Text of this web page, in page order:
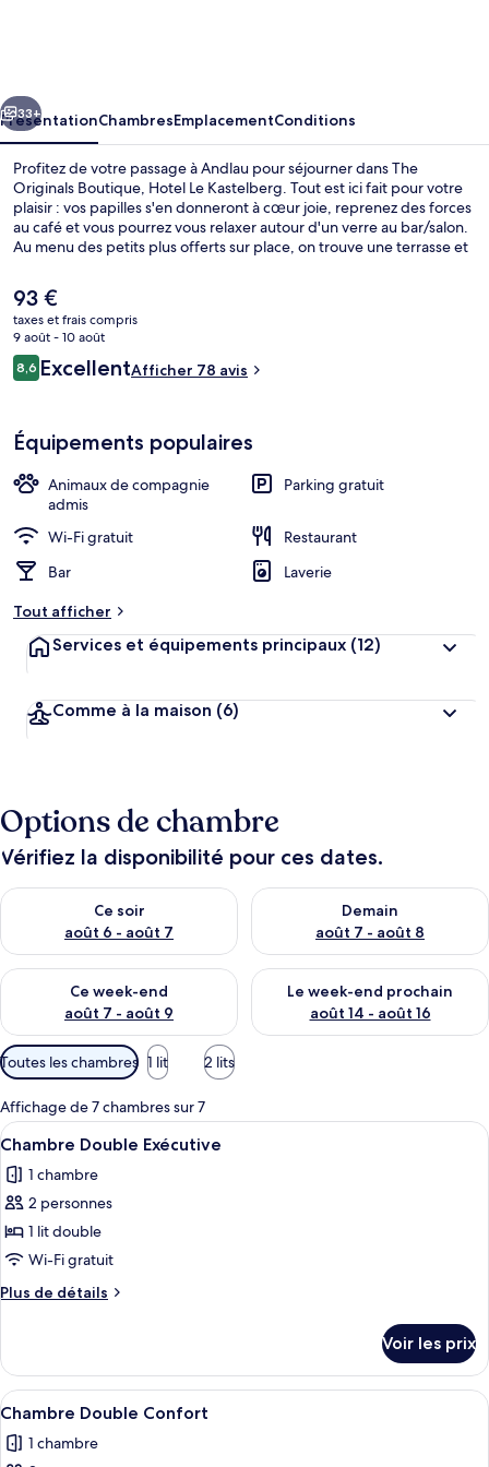
Le
Kastelberg
Suivant
33+
PrésentationChambresEmplacementConditions
Profitez de votre passage à Andlau pour séjourner dans The
Originals Boutique, Hotel Le Kastelberg. Tout est ici fait pour votre
plaisir : vos papilles s'en donneront à cœur joie, reprenez des forces
au café et vous pourrez vous relaxer autour d'un verre au bar/salon.
Au menu des petits plus offerts sur place, on trouve une terrasse et
Le
prix
actuel
est
de
93 €
taxes et frais compris
9 août - 10 août
Avis
voyageurs
8,68,6 sur 10
ExcellentAfficher 78 avis
Équipements populaires
Animaux de compagnie
admis
Parking gratuit
Wi-Fi gratuit
Restaurant
Bar
Laverie
Tout afficher
Services et équipements principaux (12)
Comme à la maison (6)
Options de chambre
Vérifiez la disponibilité pour ces dates.
Ce soir
août 6 - août 7
Vérifier la disponibilité pour ce soir août 6 - août 7
Demain
août 7 - août 8
Vérifier la disponibilité pour
Ce week-end
août 7 - août 9
Vérifier la disponibilité pour ce week-end août 7 - août 9
Le week-end prochain
août 14 - août 16
Vérifier la disponibilité pour
Filtres
disponibles
pour
les
chambres
Toutes les chambres 1 lit 2 lits
Affichage de 7 chambres sur 7
Afficher
toutes
les
photos
pour
ce
type
de
Chambre
Double
Exécutive
Une chambre d’hôtel moderne
3
Chambre Double Exécutive
1 chambre
2 personnes
1 lit double
Wi-Fi gratuit
Plus de détails
Plus
le
type
de
Chambre
Voir les prix
Afficher
toutes
les
Un lit bien fait, avec du linge de lit
4
Chambre Double Confort
1 chambre